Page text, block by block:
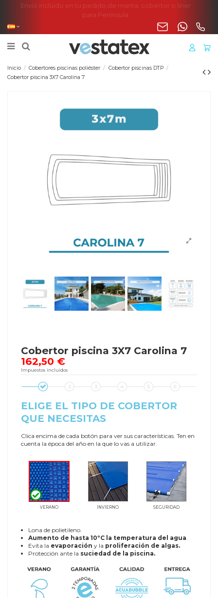
Envío incluido en tu pedido de manta, cobertor o liner
para Península
Inicio Cobertores piscinas poliéster
Cobertor piscinas DTP
Cobertor piscina 3X7 Carolina 7
Cobertor piscina 3X7 Carolina 7
162,50 €
Impuestos incluidos
ELIGE EL TIPO DE COBERTOR
QUE NECESITAS
Clica encima de cada botón para ver sus características. Ten en
cuenta la época del año en la que lo vas a utilizar.
VERANO INVIERNO SEGURIDAD
Lona de polietileno.
Aumento de hasta 10ºC la temperatura del agua.
Evita la evaporación y la proliferación de algas.
Protección ante la suciedad de la piscina.